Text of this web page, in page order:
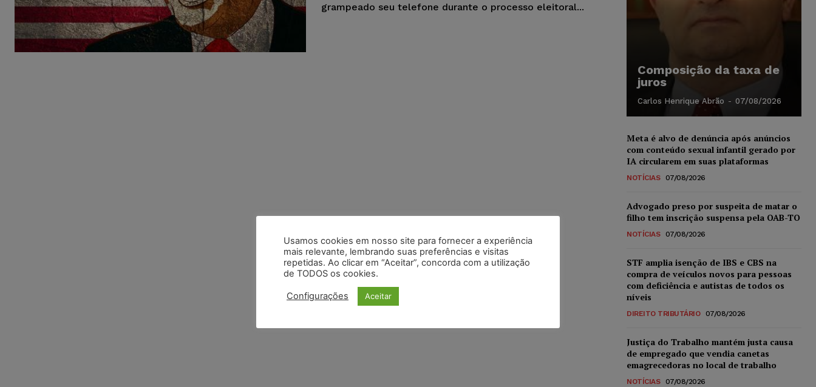
grampeado seu telefone durante o processo eleitoral...
Composição da taxa de
juros
Carlos Henrique Abrão - 07/08/2026
Meta é alvo de denúncia após anúncios
com conteúdo sexual infantil gerado por
IA circularem em suas plataformas
NOTÍCIAS 07/08/2026
Advogado preso por suspeita de matar o
filho tem inscrição suspensa pela OAB-TO
NOTÍCIAS 07/08/2026
STF amplia isenção de IBS e CBS na
compra de veículos novos para pessoas
com deficiência e autistas de todos os
níveis
DIREITO TRIBUTÁRIO 07/08/2026
Justiça do Trabalho mantém justa causa
de empregado que vendia canetas
emagrecedoras no local de trabalho
NOTÍCIAS 07/08/2026
Usamos cookies em nosso site para fornecer a experiência
mais relevante, lembrando suas preferências e visitas
repetidas. Ao clicar em “Aceitar”, concorda com a utilização
de TODOS os cookies.
Configurações Aceitar